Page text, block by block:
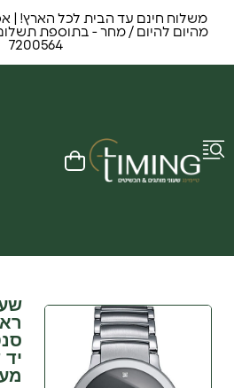
משלוח חינם עד הבית לכל הארץ! |
7200564